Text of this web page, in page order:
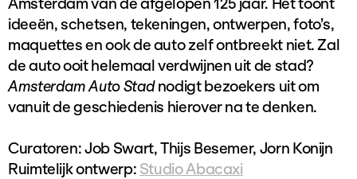
ideeën, schetsen, tekeningen, ontwerpen, foto’s,
maquettes en ook de auto zelf ontbreekt niet. Zal
de auto ooit helemaal verdwijnen uit de stad?
Amsterdam Auto Stadnodigt bezoekers uit om
vanuit de geschiedenis hierover na te denken.
Curatoren: Job Swart, Thijs Besemer, Jorn Konijn
Ruimtelijk ontwerp: Studio Abacaxi